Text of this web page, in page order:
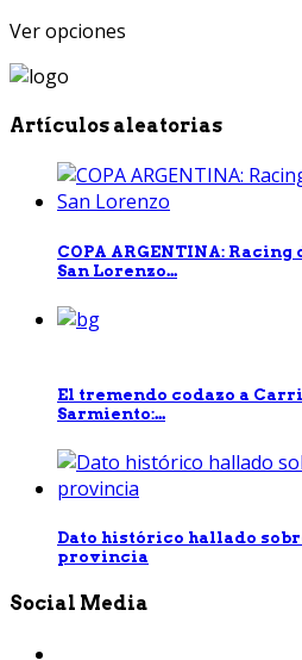
Ver opciones
Artículos aleatorias
COPA ARGENTINA:
San Lorenzo...
El tremendo codazo a
Sarmiento:...
Dato histórico hallado
provincia
Social Media